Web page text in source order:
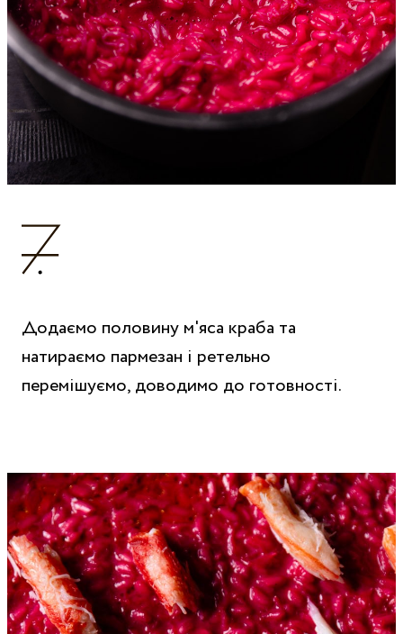
Додаємо половину м'яса краба та
натираємо пармезан і ретельно
перемішуємо, доводимо до готовності.